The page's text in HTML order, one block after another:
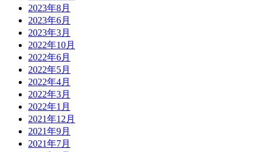
2023年8月
2023年6月
2023年3月
2022年10月
2022年6月
2022年5月
2022年4月
2022年3月
2022年1月
2021年12月
2021年9月
2021年7月